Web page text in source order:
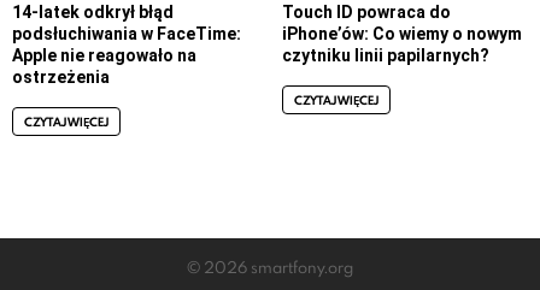
14-latek odkrył błąd
podsłuchiwania w FaceTime:
Apple nie reagowało na
ostrzeżenia
CZYTAJ WIĘCEJ
Touch ID powraca do
iPhone’ów: Co wiemy o nowym
czytniku linii papilarnych?
CZYTAJ WIĘCEJ
© 2026 smartfony.org